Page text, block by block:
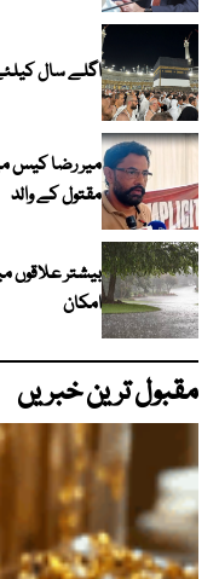
اگلے سال کیلئے 40 روزہ حج اسکیم کا پیکیج 12 لاکھ
میر رضا کیس
مقتول کے والد
بیشتر علاقوں
امکان
مقبول ترین خبریں